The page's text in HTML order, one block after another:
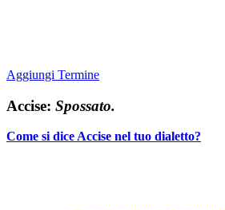
Aggiungi Termine
Accise: Spossato.
Come si dice Accise nel tuo dialetto?